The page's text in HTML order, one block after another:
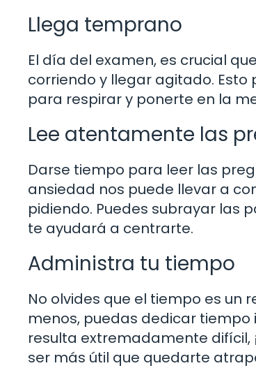
Llega temprano
El día del examen, es crucial
corriendo y llegar agitado.
para respirar y ponerte en la
Lee atentamente las
Darse tiempo para leer las
ansiedad nos puede llevar a
pidiendo. Puedes subrayar las
te ayudará a centrarte.
Administra tu tiempo
No olvides que el tiempo es un
menos, puedas dedicar
resulta extremadamente difícil,
ser más útil que quedarte